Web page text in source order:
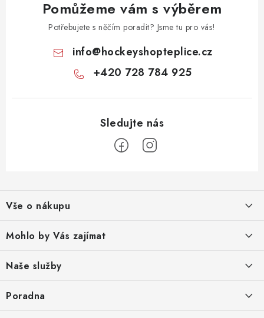
Pomůžeme vám s výběrem
Potřebujete s něčím poradit? Jsme tu pro vás!
info@hockeyshopteplice.cz
+420 728 784 925
p
a
Vše o nákupu
Obchodní podmínky
Odstoupení od smlouvy
Podmínky ochrany osobních údajů
Mohlo by Vás zajímat
O nás
Naše služby
Broušení bruslí
Poradna